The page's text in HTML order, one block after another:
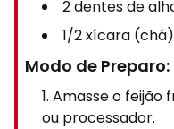
2 dentes de
1/2 xícara
Modo de Preparo:
Amasse o feijão
ou processador.